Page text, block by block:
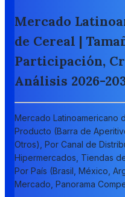
Mercado
de Cereal |
Participación,
Análisis 2026-
Mercado Latinoamericano
Producto (Barra de
Otros), Por Canal de
Hipermercados, Tiendas
Por País (Brasil, México,
Mercado, Panorama